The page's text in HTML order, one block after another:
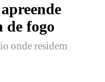
de fogo
onde residem